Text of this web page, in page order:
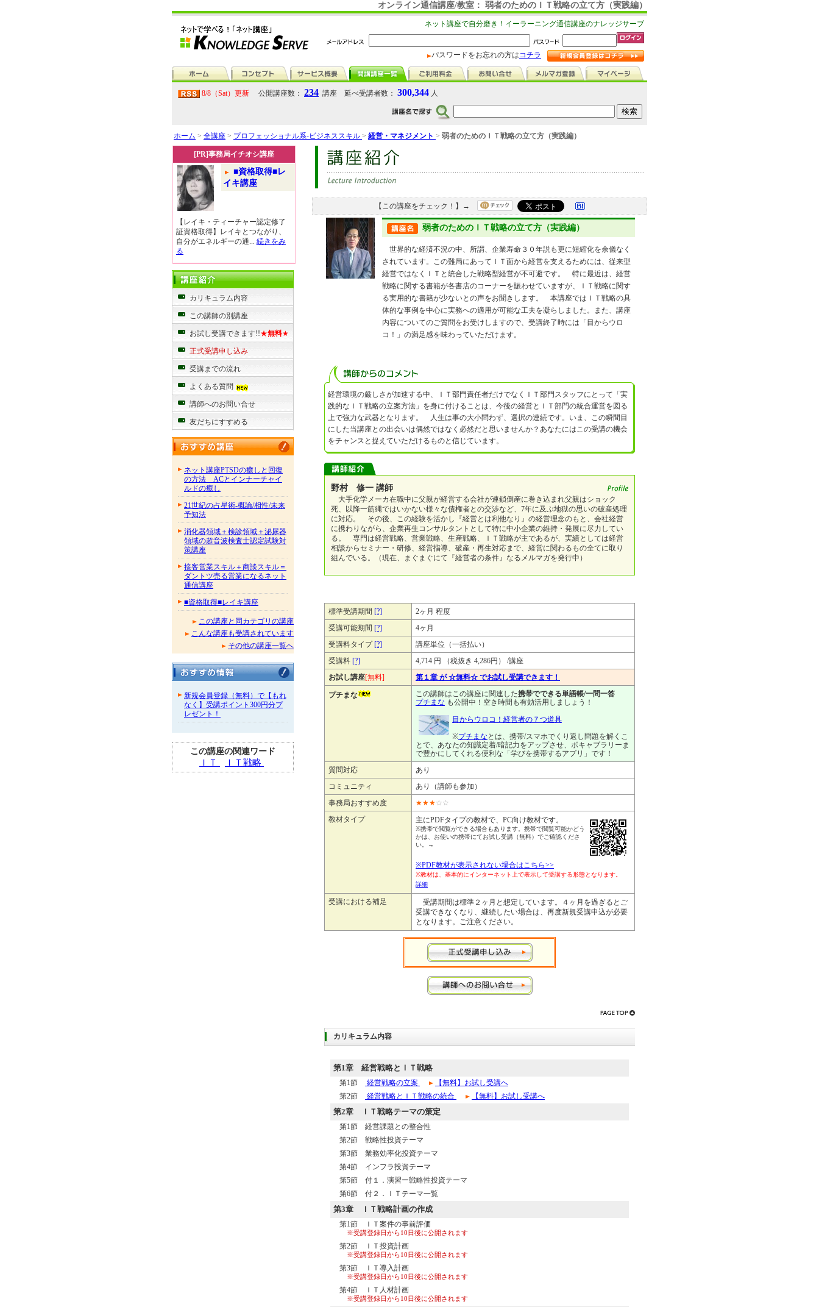
オンライン通信講座/教室： 弱者のためのＩＴ戦略の立て方（実践編）
ネット講座で自分磨き！イーラーニング通信講座のナレッジサーブ
パスワードをお忘れの方はコチラ
8/8（Sat）更新 公開講座数： 234 講座 延べ受講者数： 300,344 人
ホーム > 全講座 > プロフェッショナル系-ビジネススキル > 経営・マネジメント > 弱者のためのＩＴ戦略の立て方（実践編）
[PR]事務局イチオシ講座
■資格取得■レ
イキ講座
【レイキ・ティーチャー認定修了
証資格取得】レイキとつながり、
自分がエネルギーの通... 続きをみ
る
カリキュラム内容
この講師の別講座
お試し受講できます!!★無料★
正式受講申し込み
受講までの流れ
よくある質問
講師へのお問い合せ
友だちにすすめる
ネット講座PTSDの癒しと回復
の方法 ACとインナーチャイ
ルドの癒し
21世紀の占星術-概論/相性/未来
予知法
消化器領域＋検診領域＋泌尿器
領域の超音波検査士認定試験対
策講座
接客営業スキル＋商談スキル＝
ダントツ売る営業になるネット
通信講座
■資格取得■レイキ講座
この講座と同カテゴリの講座
こんな講座も受講されています
その他の講座一覧へ
新規会員登録（無料）で【もれ
なく】受講ポイント300円分プ
レゼント！
この講座の関連ワード
ＩＴ ＩＴ戦略
【この講座をチェック！】→
弱者のためのＩＴ戦略の立て方（実践編）
世界的な経済不況の中、所謂、企業寿命３０年説も更に短縮化を余儀なく
されています。この難局にあってＩＴ面から経営を支えるためには、従来型
経営ではなくＩＴと統合した戦略型経営が不可避です。 特に最近は、経営
戦略に関する書籍が各書店のコーナーを賑わせていますが、ＩＴ戦略に関す
る実用的な書籍が少ないとの声をお聞きします。 本講座ではＩＴ戦略の具
体的な事例を中心に実務への適用が可能な工夫を凝らしました。また、講座
内容についてのご質問をお受けしますので、受講終了時には「目からウロ
コ！」の満足感を味わっていただけます。
経営環境の厳しさが加速する中、ＩＴ部門責任者だけでなくＩＴ部門スタッフにとって「実
践的なＩＴ戦略の立案方法」を身に付けることは、今後の経営とＩＴ部門の統合運営を図る
上で強力な武器となります。 人生は事の大小問わず、選択の連続です。いま、この瞬間目
にした当講座との出会いは偶然ではなく必然だと思いませんか？あなたにはこの受講の機会
をチャンスと捉えていただけるものと信じています。
野村 修一 講師
大手化学メーカ在職中に父親が経営する会社が連鎖倒産に巻き込まれ父親はショック
死、以降一筋縄ではいかない様々な債権者との交渉など、7年に及ぶ地獄の思いの破産処理
に対応。 その後、この経験を活かし『経営とは利他なり』の経営理念のもと、会社経営
に携わりながら、企業再生コンサルタントとして特に中小企業の維持・発展に尽力してい
る。 専門は経営戦略、営業戦略、生産戦略、ＩＴ戦略が主であるが、実績としては経営
相談からセミナー・研修、経営指導、破産・再生対応まで、経営に関わるもの全てに取り
組んでいる。（現在、まぐまぐにて『経営者の条件』なるメルマガを発行中）
標準受講期間 [?]
2ヶ月 程度
受講可能期間 [?]
4ヶ月
受講料タイプ[?]
講座単位（一括払い）
受講料 [?]
4,714 円 （税抜き 4,286円） /講座
お試し講座[無料] 第１章 が ☆無料☆ でお試し受講できます！
プチまな この講師はこの講座に関連した携帯でできる単語帳/一問一答
プチまな も公開中！空き時間も有効活用しましょう！
目からウロコ！経営者の７つ道具
※プチまな とは、携帯/スマホでくり返し問題を解くこ
とで、あなたの知識定着/暗記力をアップさせ、ボキャブラリーま
で豊かにしてくれる便利な「学びを携帯するアプリ」です！
質問対応
あり
コミュニティ
あり（講師も参加）
事務局おすすめ度
★★★☆☆
教材タイプ
主にPDFタイプの教材で、PC向け教材です。
※携帯で閲覧ができる場合もあります。携帯で閲覧可能かどう
かは、お使いの携帯にてお試し受講（無料）でご確認くださ
い。→
※PDF教材が表示されない場合はこちら>>
※教材は、基本的にインターネット上で表示して受講する形態となります。
詳細
受講における補足
受講期間は標準２ヶ月と想定しています。４ヶ月を過ぎるとご
受講できなくなり、継続したい場合は、再度新規受講申込が必要
となります。ご注意ください。
カリキュラム内容
第1章 経営戦略とＩＴ戦略
第1節 経営戦略の立案
【無料】お試し受講へ
第2節
経営戦略とＩＴ戦略の統合 【無料】お試し受講へ
第2章 ＩＴ戦略テーマの策定
第1節 経営課題との整合性
第2節 戦略性投資テーマ
第3節 業務効率化投資テーマ
第4節 インフラ投資テーマ
第5節 付１．演習ー戦略性投資テーマ
第6節 付２．ＩＴテーマ一覧
第3章 ＩＴ戦略計画の作成
第1節 ＩＴ案件の事前評価
※受講登録日から10日後に公開されます
第2節 ＩＴ投資計画
※受講登録日から10日後に公開されます
第3節 ＩＴ導入計画
※受講登録日から10日後に公開されます
第4節 ＩＴ人材計画
※受講登録日から10日後に公開されます